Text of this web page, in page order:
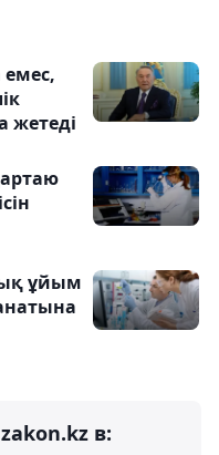
жетеді
ұйым
в: